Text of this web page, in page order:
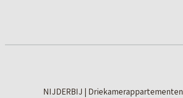
NIJDERBIJ | Driekamerappartementen